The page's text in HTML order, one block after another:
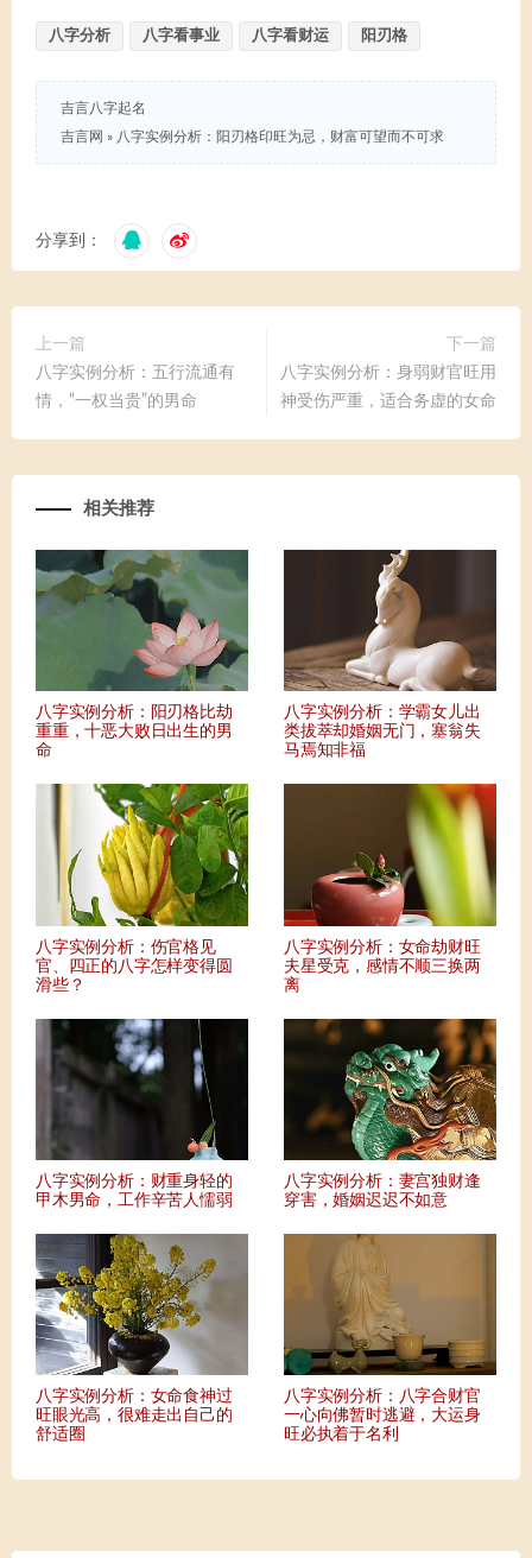
八字分析 八字看事业 八字看财运 阳刃格
吉言八字起名
吉言网 » 八字实例分析：阳刃格印旺为忌，财富可望而不可求
分享到：
上一篇
八字实例分析：五行流通有
情，“一权当贵”的男命
下一篇
八字实例分析：身弱财官旺用
神受伤严重，适合务虚的女命
相关推荐
八字实例分析：阳刃格比劫
重重，十恶大败日出生的男
命
八字实例分析：学霸女儿出
类拔萃却婚姻无门，塞翁失
马焉知非福
八字实例分析：伤官格见
官、四正的八字怎样变得圆
滑些？
八字实例分析：女命劫财旺
夫星受克，感情不顺三换两
离
八字实例分析：财重身轻的
甲木男命，工作辛苦人懦弱
八字实例分析：妻宫独财逢
穿害，婚姻迟迟不如意
八字实例分析：女命食神过
旺眼光高，很难走出自己的
舒适圈
八字实例分析：八字合财官
一心向佛暂时逃避，大运身
旺必执着于名利